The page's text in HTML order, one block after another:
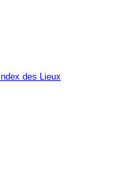
Index des Lieux